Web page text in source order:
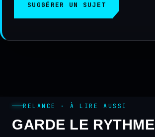
SUGGÉRER UN SUJET
RELANCE · À LIRE AUSSI
GARDE LE RYTHME